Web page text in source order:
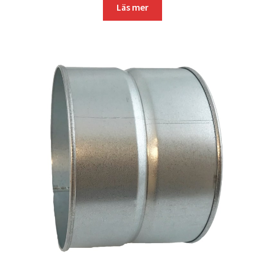
Läs mer